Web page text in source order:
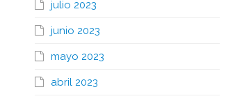
julio 2023
junio 2023
mayo 2023
abril 2023